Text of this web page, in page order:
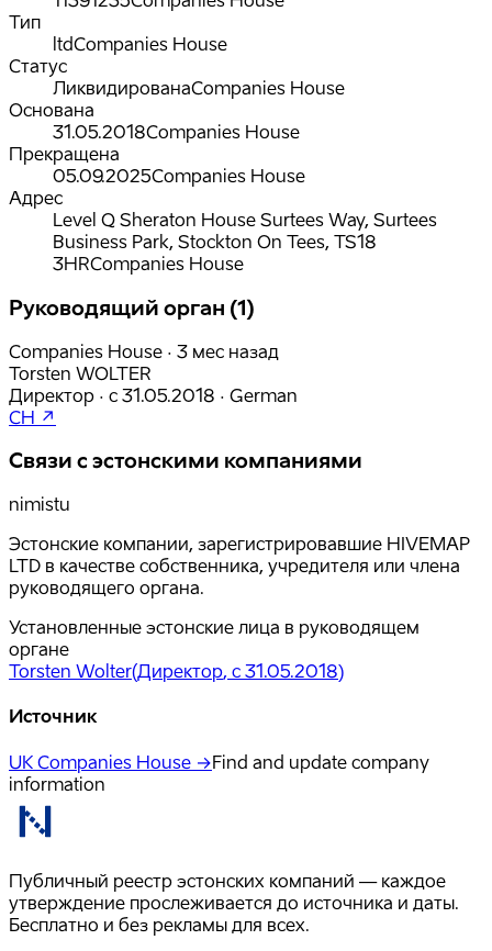
Тип
ltdCompanies House
Статус
ЛиквидированаCompanies House
Основана
31.05.2018Companies House
Прекращена
05.09.2025Companies House
Адрес
Level Q Sheraton House Surtees Way, Surtees
Business Park, Stockton On Tees, TS18
3HRCompanies House
Руководящий орган (1)
Companies House · 3 мес назад
Torsten WOLTER
Директор · с 31.05.2018 · German
CH ↗
Связи с эстонскими компаниями
nimistu
Эстонские компании, зарегистрировавшие HIVEMAP
LTD в качестве собственника, учредителя или члена
руководящего органа.
Установленные эстонские лица в руководящем
органе
Torsten Wolter(Директор, с 31.05.2018)
Источник
UK Companies House →Find and update company
information
Публичный реестр эстонских компаний — каждое
утверждение прослеживается до источника и даты.
Бесплатно и без рекламы для всех.